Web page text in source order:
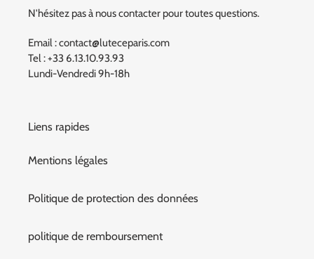
N'hésitez pas à nous contacter pour toutes questions.
Email : contact@luteceparis.com
Tel : +33 6.13.10.93.93
Lundi-Vendredi 9h-18h
Liens rapides
Mentions légales
Politique de protection des données
politique de remboursement